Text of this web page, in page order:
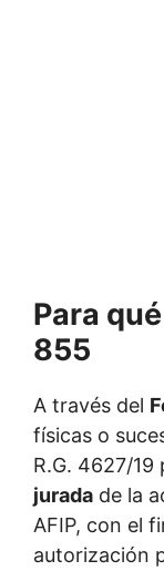
Para
855
A través del
físicas o
R.G. 4627/19
jurada de la
AFIP, con el
autorización